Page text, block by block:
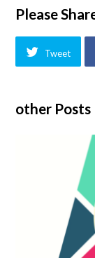
Please
Tweet
other Posts